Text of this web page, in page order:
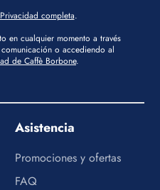
completa.
en cualquier momento a través
o accediendo al
de Caffè Borbone.
Asistencia
Promociones y ofertas
FAQ